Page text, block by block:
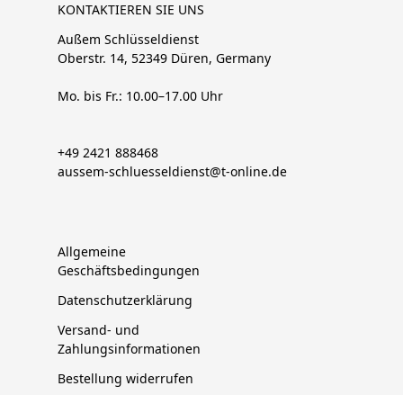
KONTAKTIEREN SIE UNS
Außem Schlüsseldienst
Oberstr. 14, 52349 Düren, Germany
Mo. bis Fr.: 10.00–17.00 Uhr
+49 2421 888468
aussem-schluesseldienst@t-online.de
Allgemeine
Geschäftsbedingungen
Datenschutzerklärung
Versand- und
Zahlungsinformationen
Bestellung widerrufen